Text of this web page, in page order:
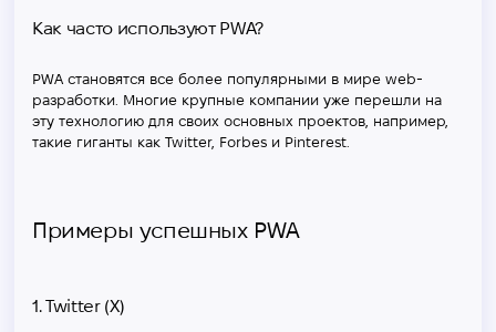
Как часто используют PWA?
PWA становятся все более популярными в мире web-
разработки. Многие крупные компании уже перешли на
эту технологию для своих основных проектов, например,
такие гиганты как Twitter, Forbes и Pinterest.
Примеры успешных PWA
1. Twitter (X)